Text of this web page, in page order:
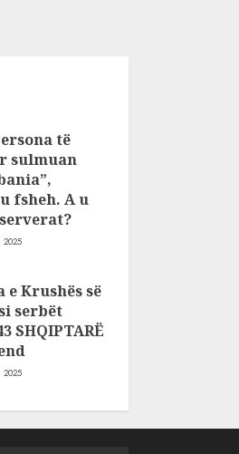
të
sulmuan
fsheh. A u
e Krushës së
serbët
SHQIPTARË